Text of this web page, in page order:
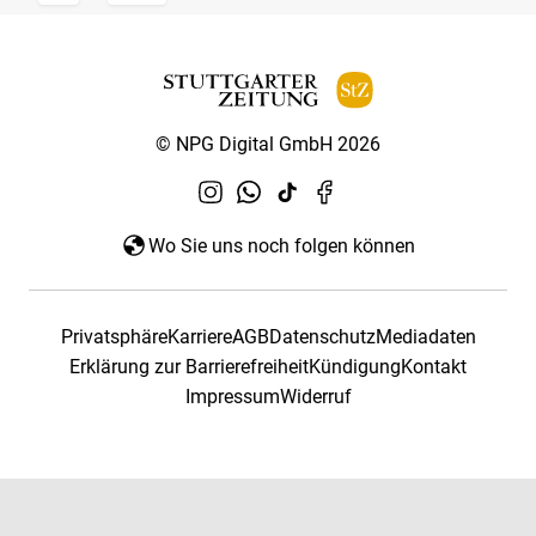
© NPG Digital GmbH 2026
Wo Sie uns noch folgen können
PrivatsphäreKarriereAGBDatenschutzMediadaten
Erklärung zur BarrierefreiheitKündigungKontakt
ImpressumWiderruf